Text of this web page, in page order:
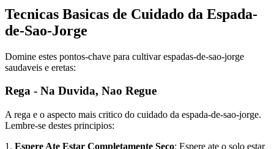
Tecnicas Basicas de Cuidado da Espada-
de-Sao-Jorge
Domine estes pontos-chave para cultivar espadas-de-sao-jorge
saudaveis e eretas:
Rega - Na Duvida, Nao Regue
A rega e o aspecto mais critico do cuidado da espada-de-sao-jorge.
Lembre-se destes principios:
1. Espere Ate Estar Completamente Seco: Espere ate o solo estar